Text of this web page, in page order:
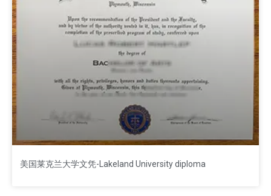
美国莱克兰大学文凭-Lakeland University diploma